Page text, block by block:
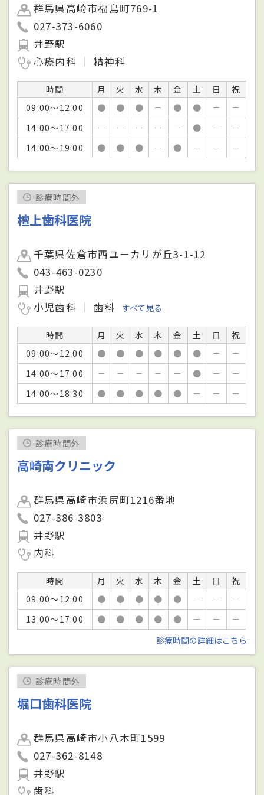
群馬県高崎市福島町769-1
027-373-6060
井野駅
心療内科
精神科
時間 月 火 水 木 金 土 日
祝
09:00～12:00
● ● ● － ● ● －
－
14:00～17:00
－ － － － － ● －
－
14:00～19:00
● ● ● － ● － － －
診療時間外
檀上歯科医院
千葉県佐倉市西ユーカリが丘3-1-12
043-463-0230
井野駅
小児歯科
歯科 すべて見る
時間 月 火 水 木 金 土 日
祝
09:00～12:00
● ● ● ● ● ● －
－
14:00～17:00
－ － － － － ● －
－
14:00～18:30
● ● ● ● ● － － －
診療時間外
高崎南クリニック
群馬県高崎市浜尻町1216番地
027-386-3803
井野駅
内科
時間 月 火 水 木 金 土 日
祝
09:00～12:00
● ● ● ● ● － －
－
13:00～17:00
● ● ● ● ● － －
－
診療時間の詳細はこちら
診療時間外
堀口歯科医院
群馬県高崎市小八木町1599
027-362-8148
井野駅
歯科